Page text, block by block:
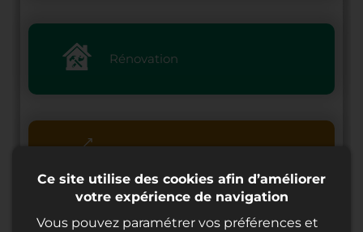
Rénovation
Ce site utilise des cookies afin d’améliorer
votre expérience de navigation
Vous pouvez paramétrer vos préférences et